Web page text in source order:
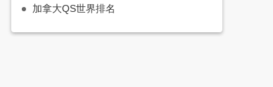
加拿大QS世界排名